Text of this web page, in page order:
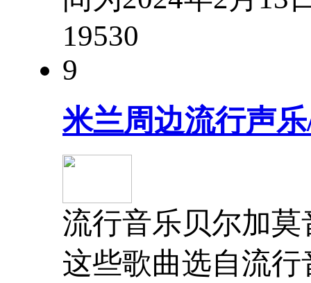
19530
9
米兰周边流行声
流行音乐贝尔加
这些歌曲选自流